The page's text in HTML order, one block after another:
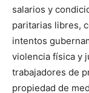
salarios y
paritarias libres,
intentos
violencia física y
trabajadores de
propiedad de